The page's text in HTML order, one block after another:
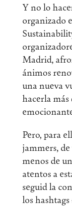
Y no lo
organizado
Madrid,
ánimos
una nueva
hacerla
Pero, para
jammers, de
menos de
atentos a
seguid la
los